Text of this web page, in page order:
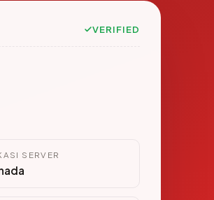
VERIFIED
SERVER